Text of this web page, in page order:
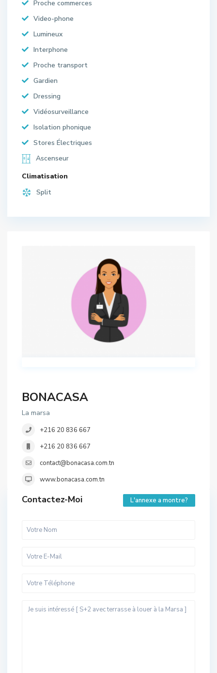
Proche commerces
Video-phone
Lumineux
Interphone
Proche transport
Gardien
Dressing
Vidéosurveillance
Isolation phonique
Stores Électriques
Ascenseur
Climatisation
Split
BONACASA
La marsa
+216 20 836 667
+216 20 836 667
contact@bonacasa.com.tn
www.bonacasa.com.tn
Contactez-Moi L'annexe a montre?